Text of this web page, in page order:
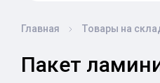
Главная Товары на
Пакет